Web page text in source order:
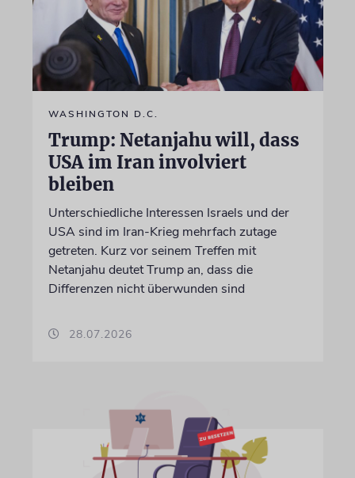
WASHINGTON D.C.
Trump: Netanjahu will, dass
USA im Iran involviert
bleiben
Unterschiedliche Interessen Israels und der
USA sind im Iran-Krieg mehrfach zutage
getreten. Kurz vor seinem Treffen mit
Netanjahu deutet Trump an, dass die
Differenzen nicht überwunden sind
28.07.2026